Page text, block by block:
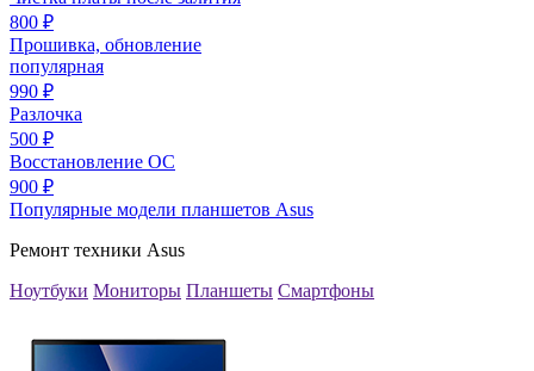
800 ₽
Прошивка, обновление
популярная
990 ₽
Разлочка
500 ₽
Восстановление ОС
900 ₽
Популярные модели планшетов Asus
Ремонт техники Asus
Ноутбуки Мониторы Планшеты Смартфоны